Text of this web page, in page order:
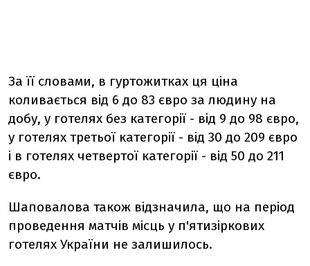
За її словами, в гуртожитках ця ціна
коливається від 6 до 83 євро за людину на
добу, у готелях без категорії - від 9 до 98 євро,
у готелях третьої категорії - від 30 до 209 євро
і в готелях четвертої категорії - від 50 до 211
євро.
Шаповалова також відзначила, що на період
проведення матчів місць у п'ятизіркових
готелях України не залишилось.